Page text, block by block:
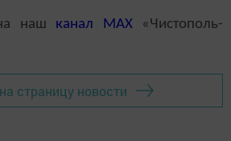
наш канал MAX«Чистополь-
страницу новости